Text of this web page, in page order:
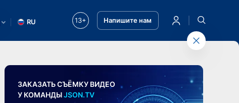
RU 13+ Напишите нам
ЗАКАЗАТЬ СЪЁМКУ ВИДЕО
У КОМАНДЫJSON.TV